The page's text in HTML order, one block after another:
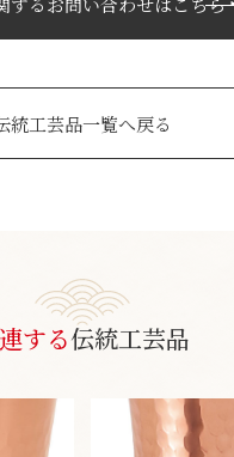
統工芸品一覧へ戻る
する伝統工芸品